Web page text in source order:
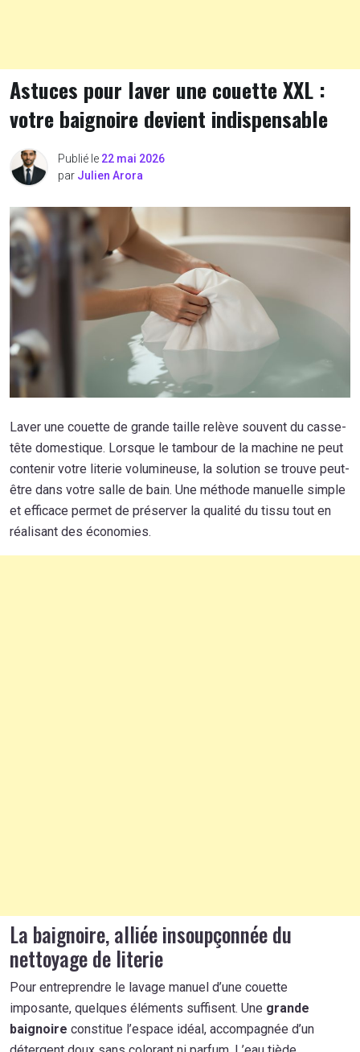
Astuces pour laver une couette XXL :
votre baignoire devient indispensable
Publié le 22 mai 2026
par Julien Arora
Laver une couette de grande taille relève souvent du casse-
tête domestique. Lorsque le tambour de la machine ne peut
contenir votre literie volumineuse, la solution se trouve peut-
être dans votre salle de bain. Une méthode manuelle simple
et efficace permet de préserver la qualité du tissu tout en
réalisant des économies.
La baignoire, alliée insoupçonnée du
nettoyage de literie
Pour entreprendre le lavage manuel d’une couette
imposante, quelques éléments suffisent. Une grande
baignoire constitue l’espace idéal, accompagnée d’un